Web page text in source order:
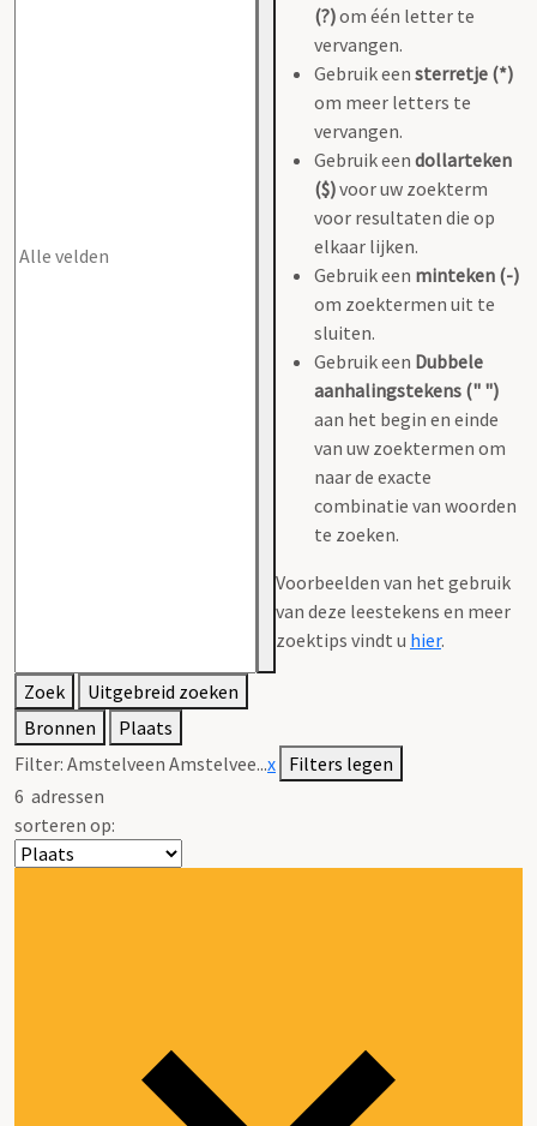
(?)om één letter te
vervangen.
Gebruik een sterretje (*)
om meer letters te
vervangen.
Gebruik een dollarteken
($)voor uw zoekterm
voor resultaten die op
elkaar lijken.
Gebruik een minteken (-)
om zoektermen uit te
sluiten.
Gebruik een Dubbele
aanhalingstekens (" ")
aan het begin en einde
van uw zoektermen om
naar de exacte
combinatie van woorden
te zoeken.
Voorbeelden van het gebruik
van deze leestekens en meer
zoektips vindt u hier.
Zoek
Uitgebreid zoeken
Bronnen
Plaats
Filter: Amstelveen Amstelvee...x Filters legen
6 adressen
sorteren op: